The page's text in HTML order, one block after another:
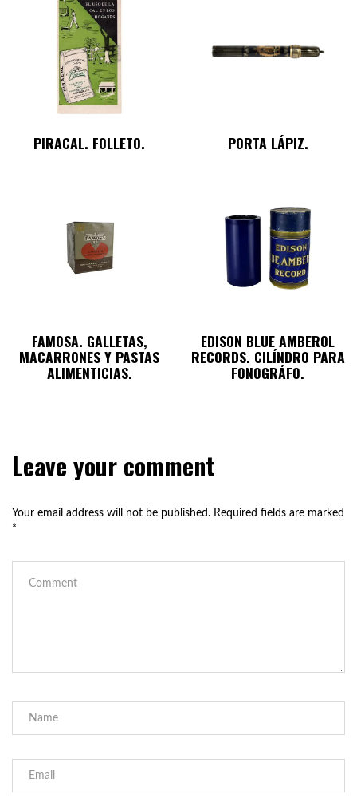
PIRACAL. FOLLETO. PORTA LÁPIZ.
FAMOSA. GALLETAS,
MACARRONES Y PASTAS
ALIMENTICIAS.
EDISON BLUE AMBEROL
RECORDS. CILÍNDRO PARA
FONOGRÁFO.
Leave your comment
Your email address will not be published. Required fields are marked
*